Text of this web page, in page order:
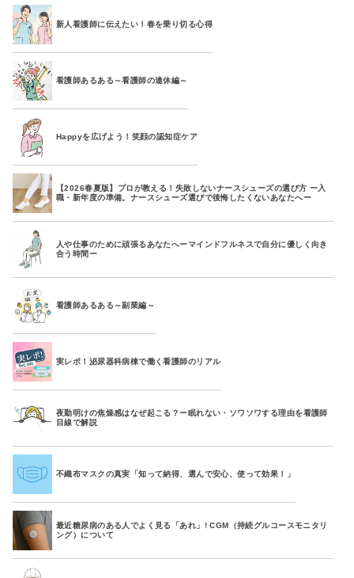
新人看護師に伝えたい！春を乗り切る心得
看護師あるある～看護師の連休編～
Happyを広げよう！笑顔の認知症ケア
【2026春夏版】プロが教える！失敗しないナースシューズの選び方 ー入
職・新年度の準備。ナースシューズ選びで後悔したくないあなたへー
人や仕事のために頑張るあなたへーマインドフルネスで自分に優しく向き
合う時間ー
看護師あるある～副業編～
実レポ！泌尿器科病棟で働く看護師のリアル
夜勤明けの焦燥感はなぜ起こる？ー眠れない・ソワソワする理由を看護師
目線で解説
不織布マスクの真実「知って納得、選んで安心、使って効果！」
最近糖尿病のある人でよく見る「あれ」! CGM（持続グルコースモニタリ
ング）について